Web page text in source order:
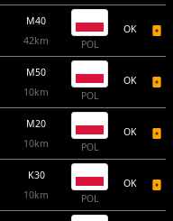
M40
42km
POL
OK
M50
10km
POL
OK
M20
10km
POL
OK
K30
10km
POL
OK